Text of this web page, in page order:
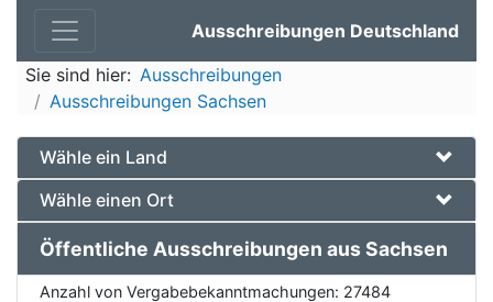
Ausschreibungen Deutschland
Sie sind hier: Ausschreibungen
Ausschreibungen Sachsen
Wähle ein Land
Wähle einen Ort
Öffentliche Ausschreibungen aus Sachsen
Anzahl von Vergabebekanntmachungen: 27484